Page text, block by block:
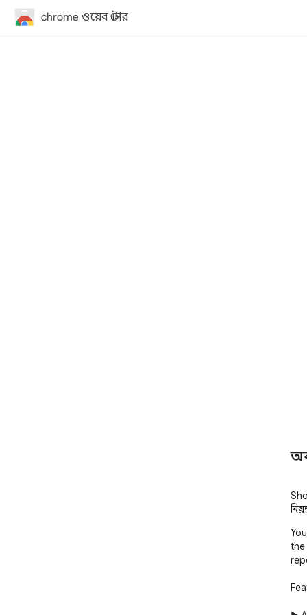
chrome ওয়েব স্টোর
the